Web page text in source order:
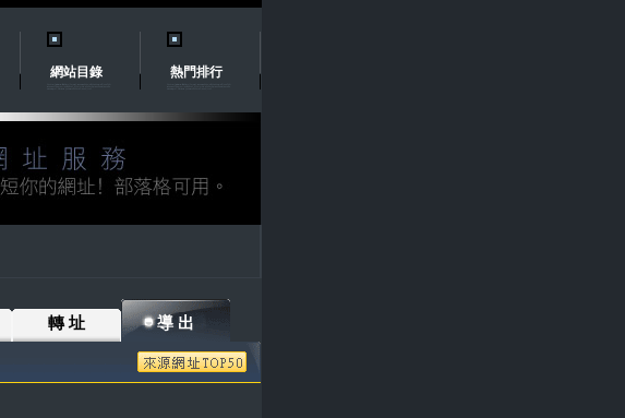
網站目錄 熱門排行
轉 址 導 出